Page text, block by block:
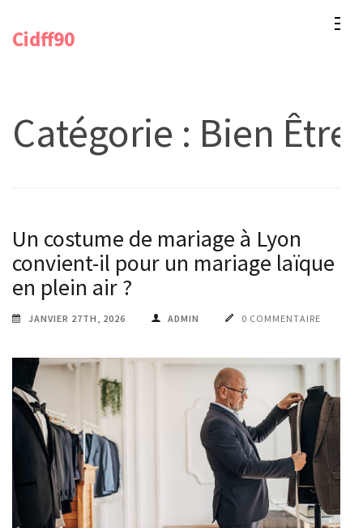
Cidff90
Catégorie : Bien Être
Un costume de mariage à Lyon
convient-il pour un mariage laïque
en plein air ?
JANVIER 27TH, 2026 ADMIN 0 COMMENTAIRE